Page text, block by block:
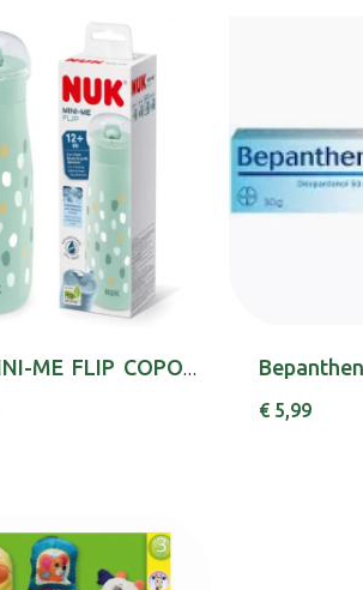
NUK MINI-ME FLIP COPOPP 450ML 12M+ VERD,
€ 5,99